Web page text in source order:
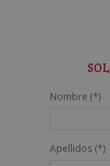
Nombre (*)
Apellidos (*)